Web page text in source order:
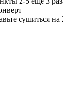
сушиться